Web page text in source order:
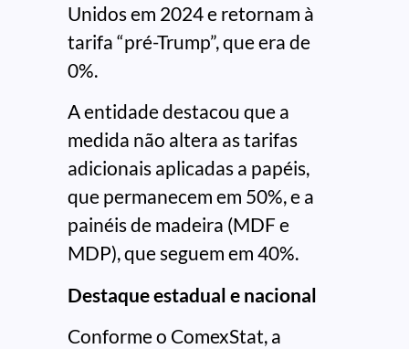
Unidos em 2024 e retornam à
tarifa “pré-Trump”, que era de
0%.
A entidade destacou que a
medida não altera as tarifas
adicionais aplicadas a papéis,
que permanecem em 50%, e a
painéis de madeira (MDF e
MDP), que seguem em 40%.
Destaque estadual e nacional
Conforme o ComexStat, a